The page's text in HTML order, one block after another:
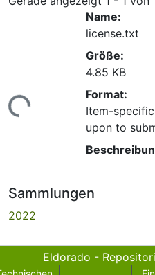
Name:
license.txt
Größe:
4.85 KB
Format:
Item-
upon to
Sammlungen
2022
Eldorado -